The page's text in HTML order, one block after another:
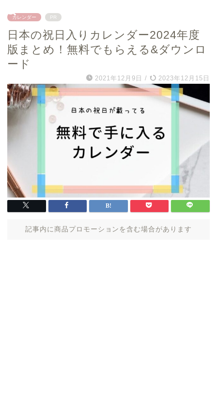
カレンダー PR
日本の祝日入りカレンダー2024年度
版まとめ！無料でもらえる&ダウンロ
ード
2021年12月9日 / 2023年12月15日
記事内に商品プロモーションを含む場合があります